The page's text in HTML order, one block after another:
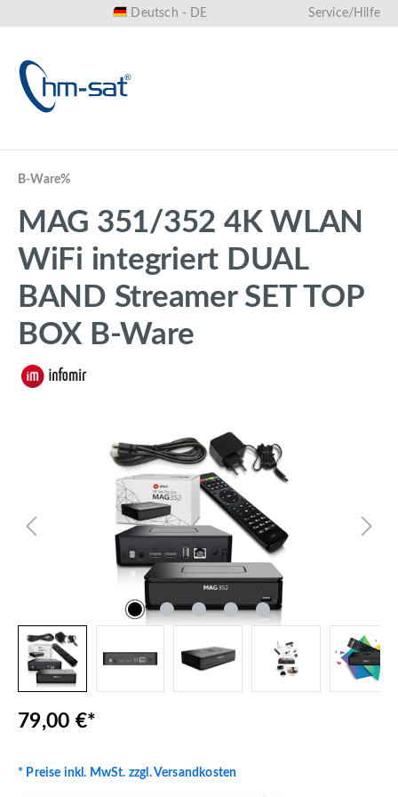
Deutsch - DE Service/Hilfe
B-Ware%
MAG 351/352 4K WLAN
WiFi integriert DUAL
BAND Streamer SET TOP
BOX B-Ware
Bildergalerie überspringen
79,00 €*
* Preise inkl. MwSt. zzgl. Versandkosten